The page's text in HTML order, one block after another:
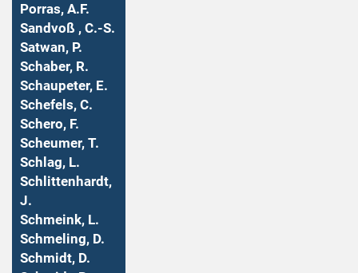
Porras, A.F.
Sandvoß , C.-S.
Satwan, P.
Schaber, R.
Schaupeter, E.
Schefels, C.
Schero, F.
Scheumer, T.
Schlag, L.
Schlittenhardt,
J.
Schmeink, L.
Schmeling, D.
Schmidt, D.